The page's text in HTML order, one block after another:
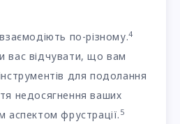
по-різному.4
вас відчувати, що вам
для подолання
недосягнення ваших
аспектом фрустрації. 5